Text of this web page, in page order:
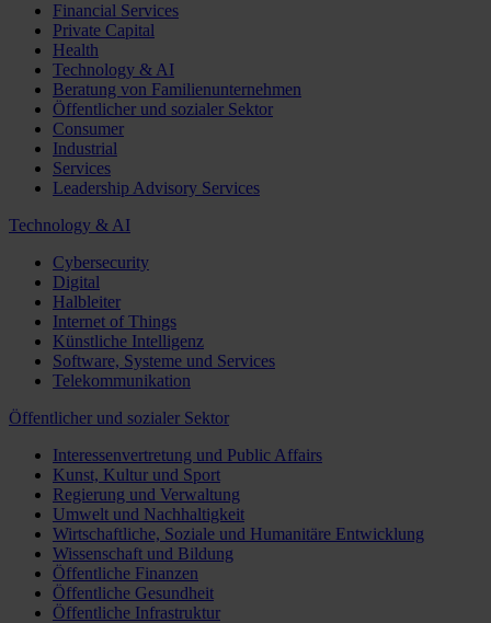
Financial Services
Private Capital
Health
Technology & AI
Beratung von Familienunternehmen
Öffentlicher und sozialer Sektor
Consumer
Industrial
Services
Leadership Advisory Services
Technology & AI
Cybersecurity
Digital
Halbleiter
Internet of Things
Künstliche Intelligenz
Software, Systeme und Services
Telekommunikation
Öffentlicher und sozialer Sektor
Interessenvertretung und Public Affairs
Kunst, Kultur und Sport
Regierung und Verwaltung
Umwelt und Nachhaltigkeit
Wirtschaftliche, Soziale und Humanitäre Entwicklung
Wissenschaft und Bildung
Öffentliche Finanzen
Öffentliche Gesundheit
Öffentliche Infrastruktur